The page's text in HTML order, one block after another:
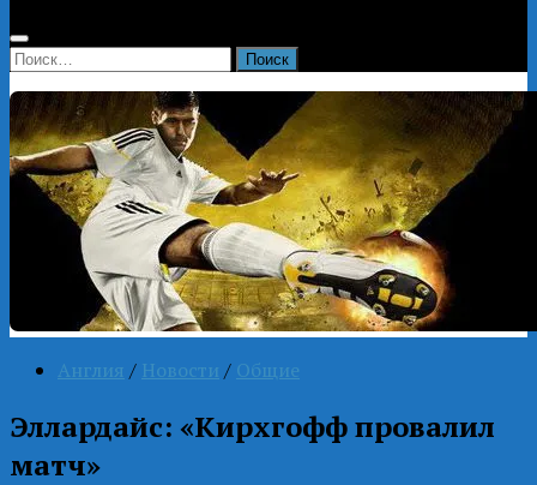
Найти:
Англия / Новости / Общие
Эллардайс: «Кирхгофф провалил
матч»